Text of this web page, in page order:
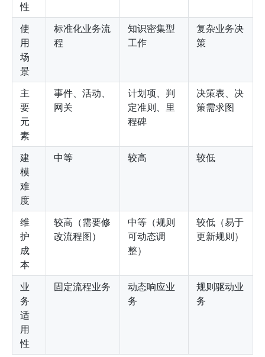
性
使
用
场
景
标准化业务流
程
知识密集型
工作
复杂业务决
策
主
要
元
素
事件、活动、
网关
计划项、判
定准则、里
程碑
决策表、决
策需求图
建
模
难
度
中等 较高 较低
维
护
成
本
较高（需要修
改流程图）
中等（规则
可动态调
整）
较低（易于
更新规则）
业
务
适
用
性
固定流程业务
动态响应业
务
规则驱动业
务